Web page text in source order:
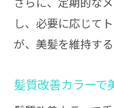
さらに、定期的な
し、必要に応じて
が、美髪を維持す
髪質改善カラーで